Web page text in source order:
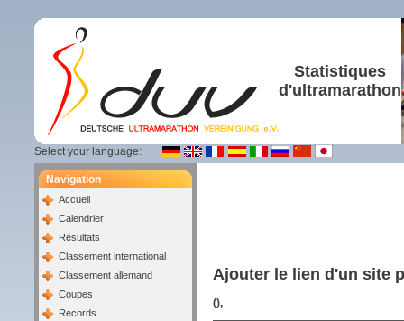
Statistiques
d'ultramarathon
Select your language:
Navigation
Accueil
Calendrier
Résultats
Classement international
Classement allemand
Coupes
Records
Ajouter le lien d'un site
(),